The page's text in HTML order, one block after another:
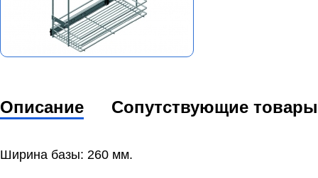
Описание Сопутствующие товары
Ширина базы: 260 мм.